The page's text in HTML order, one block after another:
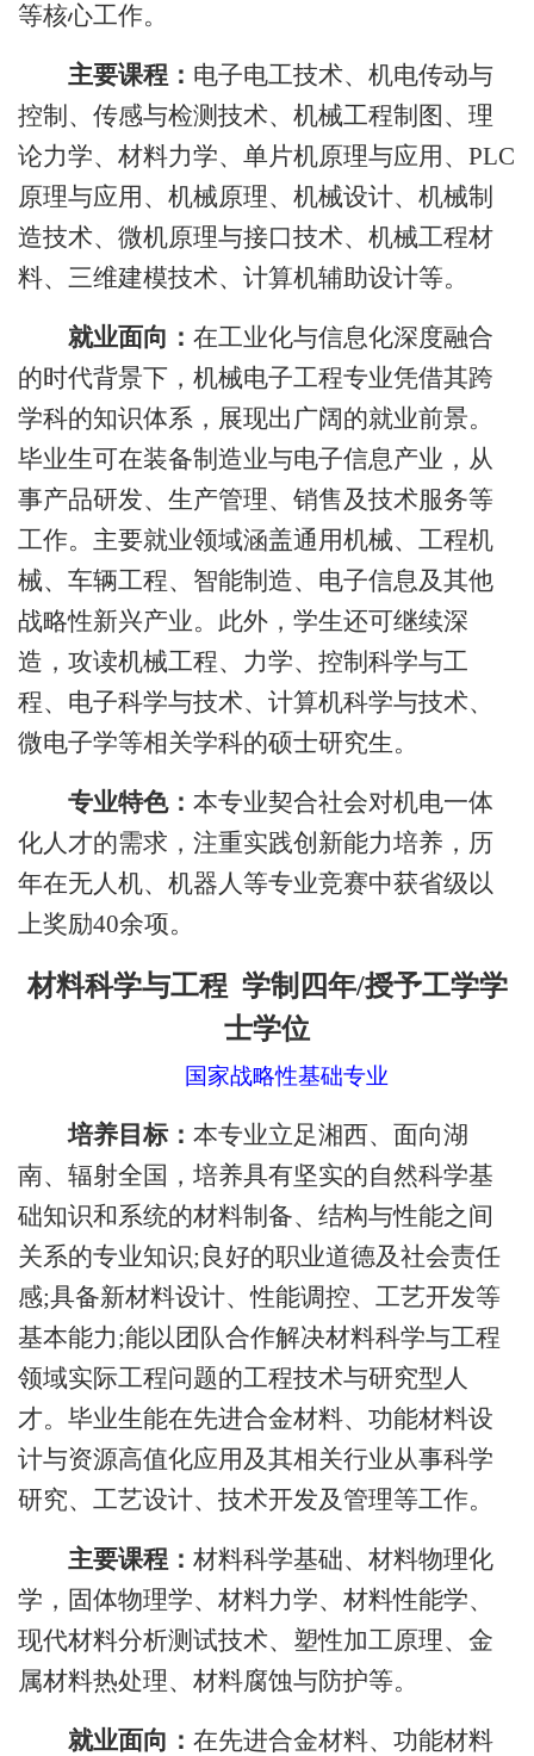
等核心工作。
主要课程： 电子电工技术、机电传动与
控制、传感与检测技术、机械工程制图、理
论力学、材料力学、单片机原理与应用、 PLC
原理与应用、机械原理、机械设计、机械制
造技术、微机原理与接口技术、机械工程材
料、三维建模技术、计算机辅助设计等。
就业面向： 在工业化与信息化深度融合
的时代背景下，机械电子工程专业凭借其跨
学科的知识体系，展现出广阔的就业前景。
毕业生可在装备制造业与电子信息产业，从
事产品研发、生产管理、销售及技术服务等
工作。主要就业领域涵盖通用机械、工程机
械、车辆工程、智能制造、电子信息及其他
战略性新兴产业。此外，学生还可继续深
造，攻读机械工程、力学、控制科学与工
程、电子科学与技术、计算机科学与技术、
微电子学等相关学科的硕士研究生。
专业特色： 本专业契合社会对机电一体
化人才的需求，注重实践创新能力培养， 历
年在无人机、机器人等专业竞赛中获省级以
上奖励40余项。
材料科学与工程 学制四年/授予工学学
士学位
国家战略性基础专业
培养目标： 本专业立足湘西、面向湖
南、辐射全国，培养具有坚实的自然科学基
础知识和系统的材料制备、结构与性能之间
关系的专业知识;良好的职业道德及社会责任
感;具备新材料设计、性能调控、工艺开发等
基本能力;能以团队合作解决材料科学与工程
领域实际工程问题的工程技术与研究型人
才。毕业生能在先进合金材料、 功能材料设
计与资源高值化应用 及其相关行业从事科学
研究、工艺设计、技术开发及管理等工作。
主要课程： 材料科学基础、材料物理化
学，固体物理学、材料力学、材料性能学、
现代材料分析测试技术、塑性加工原理、金
属材料热处理、材料腐蚀与防护等。
就业面向： 在先进合金材料、功能材料